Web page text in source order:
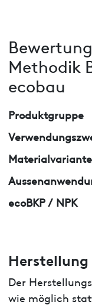
Methodik
ecobau
Produktgruppe
Materialvariante
ecoBKP / NPK
Herstellung
Der
wie möglich